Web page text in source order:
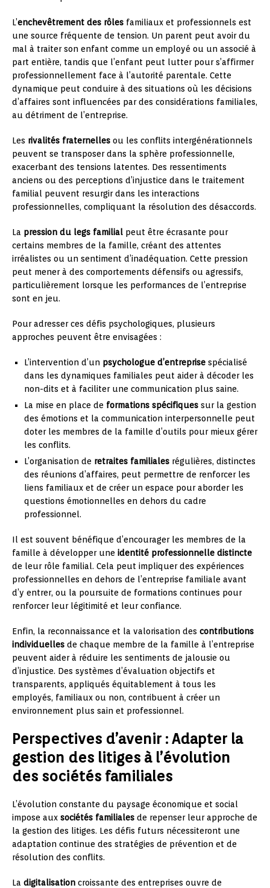
L’enchevêtrement des rôles familiaux et professionnels est
une source fréquente de tension. Un parent peut avoir du
mal à traiter son enfant comme un employé ou un associé à
part entière, tandis que l’enfant peut lutter pour s’affirmer
professionnellement face à l’autorité parentale. Cette
dynamique peut conduire à des situations où les décisions
d’affaires sont influencées par des considérations familiales,
au détriment de l’entreprise.
Les rivalités fraternelles ou les conflits intergénérationnels
peuvent se transposer dans la sphère professionnelle,
exacerbant des tensions latentes. Des ressentiments
anciens ou des perceptions d’injustice dans le traitement
familial peuvent resurgir dans les interactions
professionnelles, compliquant la résolution des désaccords.
La pression du legs familial peut être écrasante pour
certains membres de la famille, créant des attentes
irréalistes ou un sentiment d’inadéquation. Cette pression
peut mener à des comportements défensifs ou agressifs,
particulièrement lorsque les performances de l’entreprise
sont en jeu.
Pour adresser ces défis psychologiques, plusieurs
approches peuvent être envisagées :
L’intervention d’un psychologue d’entreprise spécialisé
dans les dynamiques familiales peut aider à décoder les
non-dits et à faciliter une communication plus saine.
La mise en place de formations spécifiques sur la gestion
des émotions et la communication interpersonnelle peut
doter les membres de la famille d’outils pour mieux gérer
les conflits.
L’organisation de retraites familiales régulières, distinctes
des réunions d’affaires, peut permettre de renforcer les
liens familiaux et de créer un espace pour aborder les
questions émotionnelles en dehors du cadre
professionnel.
Il est souvent bénéfique d’encourager les membres de la
famille à développer une identité professionnelle distincte
de leur rôle familial. Cela peut impliquer des expériences
professionnelles en dehors de l’entreprise familiale avant
d’y entrer, ou la poursuite de formations continues pour
renforcer leur légitimité et leur confiance.
Enfin, la reconnaissance et la valorisation des contributions
individuelles de chaque membre de la famille à l’entreprise
peuvent aider à réduire les sentiments de jalousie ou
d’injustice. Des systèmes d’évaluation objectifs et
transparents, appliqués équitablement à tous les
employés, familiaux ou non, contribuent à créer un
environnement plus sain et professionnel.
Perspectives d’avenir : Adapter la
gestion des litiges à l’évolution
des sociétés familiales
L’évolution constante du paysage économique et social
impose aux sociétés familiales de repenser leur approche de
la gestion des litiges. Les défis futurs nécessiteront une
adaptation continue des stratégies de prévention et de
résolution des conflits.
La digitalisation croissante des entreprises ouvre de